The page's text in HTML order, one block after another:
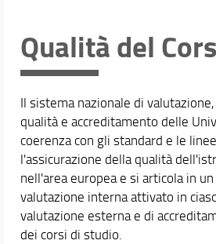
Orientamento
Per iscriversi
Studenti con disabilità o DSA.
Qualità del Corso di Studio
Organizzazione
Sedi e strutture
Norme e regolamenti
Area riservata
Segnalazioni e Reclami
Blog RISE
Qualità del
Il sistema nazionale di
qualità e accreditamento delle
coerenza con gli standard e le
l'assicurazione della qualità
nell'area europea e si articola in
valutazione interna attivato in
valutazione esterna e di
dei corsi di studio.